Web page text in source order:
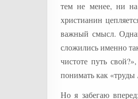
тем не менее, ни на
христианин
важный смысл.
сложились именно
чистоте путь
понимать как
Но я забегаю